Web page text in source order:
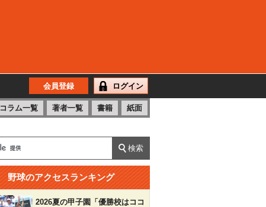
会員登録 ログイン
コラム一覧 著者一覧 書籍 紙面
野球のアクセスランキング
2026夏の甲子園「優勝校はココ